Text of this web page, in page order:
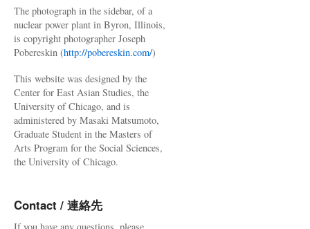
The photograph in the sidebar, of a
nuclear power plant in Byron, Illinois,
is copyright photographer Joseph
Pobereskin (http://pobereskin.com/)
This website was designed by the
Center for East Asian Studies, the
University of Chicago, and is
administered by Masaki Matsumoto,
Graduate Student in the Masters of
Arts Program for the Social Sciences,
the University of Chicago.
Contact / 連絡先